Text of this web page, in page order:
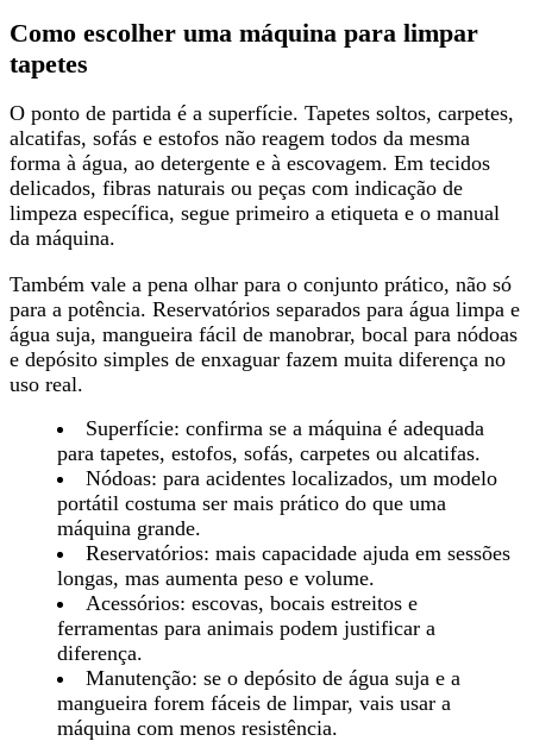
Como escolher uma máquina para limpar
tapetes
O ponto de partida é a superfície. Tapetes soltos, carpetes,
alcatifas, sofás e estofos não reagem todos da mesma
forma à água, ao detergente e à escovagem. Em tecidos
delicados, fibras naturais ou peças com indicação de
limpeza específica, segue primeiro a etiqueta e o manual
da máquina.
Também vale a pena olhar para o conjunto prático, não só
para a potência. Reservatórios separados para água limpa e
água suja, mangueira fácil de manobrar, bocal para nódoas
e depósito simples de enxaguar fazem muita diferença no
uso real.
Superfície: confirma se a máquina é adequada
para tapetes, estofos, sofás, carpetes ou alcatifas.
Nódoas: para acidentes localizados, um modelo
portátil costuma ser mais prático do que uma
máquina grande.
Reservatórios: mais capacidade ajuda em sessões
longas, mas aumenta peso e volume.
Acessórios: escovas, bocais estreitos e
ferramentas para animais podem justificar a
diferença.
Manutenção: se o depósito de água suja e a
mangueira forem fáceis de limpar, vais usar a
máquina com menos resistência.